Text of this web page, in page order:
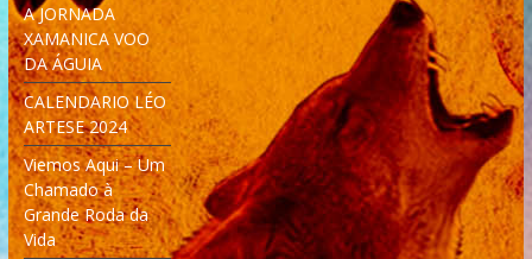
A JORNADA
XAMANICA VOO
DA ÁGUIA
CALENDARIO LÉO
ARTESE 2024
Viemos Aqui – Um
Chamado à
Grande Roda da
Vida